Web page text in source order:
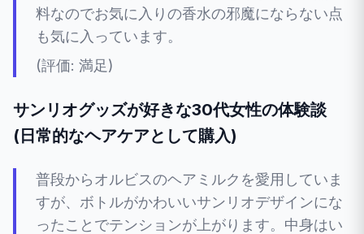
料なのでお気に入りの香水の邪魔にならない点
も気に入っています。
(評価: 満足)
サンリオグッズが好きな30代女性の体験談
(日常的なヘアケアとして購入)
普段からオルビスのヘアミルクを愛用していま
すが、ボトルがかわいいサンリオデザインにな
ったことでテンションが上がります。中身はい